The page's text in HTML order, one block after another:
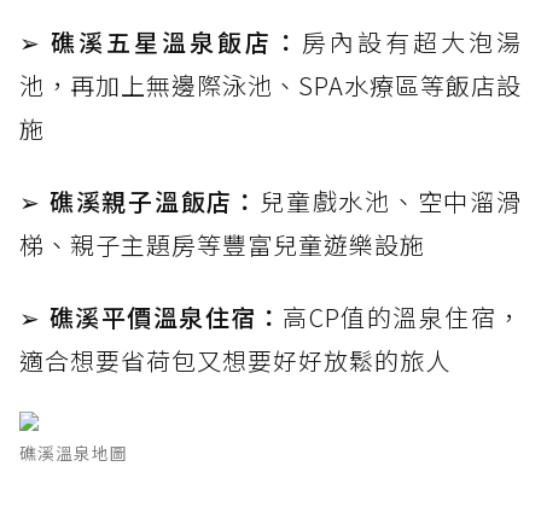
➢ 礁溪五星溫泉飯店： 房內設有超大泡湯
池，再加上無邊際泳池、SPA水療區等飯店設
施
➢ 礁溪親子溫飯店： 兒童戲水池、空中溜滑
梯、親子主題房等豐富兒童遊樂設施
➢ 礁溪平價溫泉住宿： 高CP值的溫泉住宿，
適合想要省荷包又想要好好放鬆的旅人
礁溪溫泉地圖